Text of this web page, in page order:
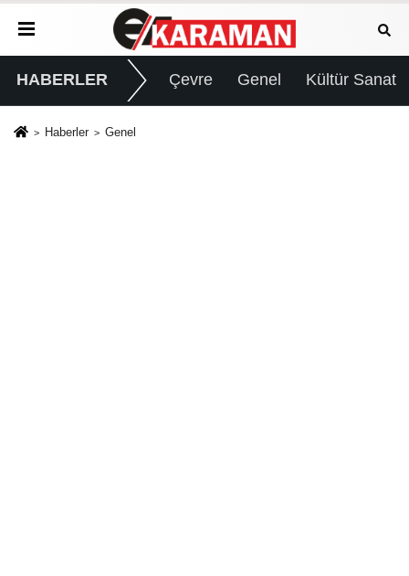
HABERLER Çevre Genel Kültür Sanat
Haberler Genel